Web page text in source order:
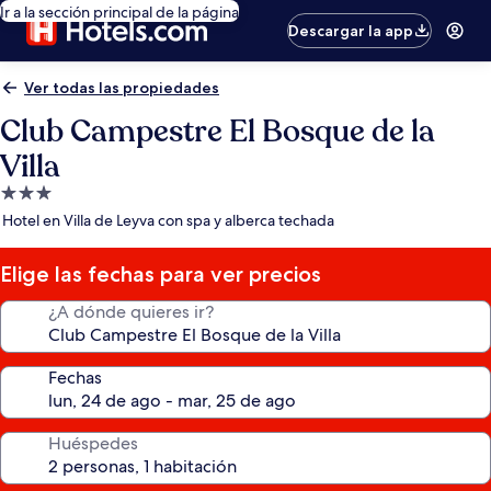
Ir a la sección principal de la página
Descargar la app
Ver todas las propiedades
Club Campestre El Bosque de la
Villa
Propiedad
de
estrellas
Hotel en Villa de Leyva con spa y alberca techada
Elige las fechas para ver precios
¿A dónde quieres ir?
Fechas
Huéspedes